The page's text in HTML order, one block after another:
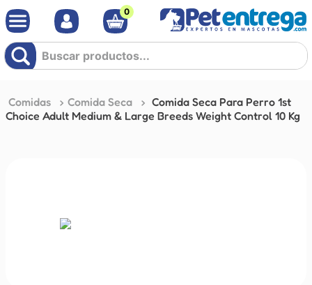
0
Buscar productos...
Comidas Comida Seca
Comida Seca Para Perro 1st
Choice Adult Medium & Large Breeds Weight Control 10 Kg